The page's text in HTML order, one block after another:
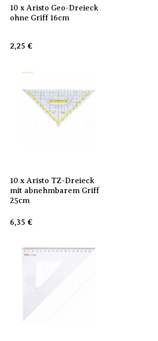
10 x Aristo Geo-Dreieck
ohne Griff 16cm
2,25 €
10 x Aristo TZ-Dreieck
mit abnehmbarem Griff
25cm
6,35 €